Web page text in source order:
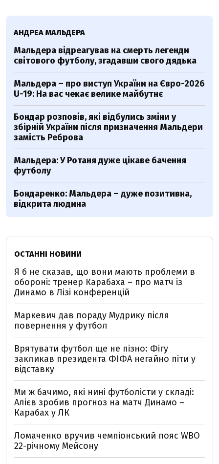
АНДРЕА МАЛЬДЕРА
Мальдера відреагував на смерть легенди
світового футболу, згадавши свого дядька
Мальдера – про виступ України на Євро-2026
U-19: На вас чекає велике майбутнє
Бондар розповів, які відбулись зміни у
збірній України після призначення Мальдери
замість Реброва
Мальдера: У Ротаня дуже цікаве бачення
футболу
Бондаренко: Мальдера – дуже позитивна,
відкрита людина
ОСТАННІ НОВИНИ
Я б не сказав, що вони мають проблеми в
обороні: тренер Карабаха – про матч із
Динамо в Лізі конференцій
Маркевич дав пораду Мудрику після
повернення у футбол
Врятувати футбол ще не пізно: Фігу
закликав президента ФІФА негайно піти у
відставку
Ми ж бачимо, які нині футболісти у складі:
Алієв зробив прогноз на матч Динамо –
Карабах у ЛК
Ломаченко вручив чемпіонський пояс WBO
22-річному Мейсону